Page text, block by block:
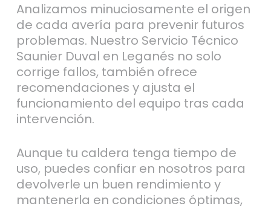
Analizamos minuciosamente el origen
de cada avería para prevenir futuros
problemas. Nuestro Servicio Técnico
Saunier Duval en Leganés no solo
corrige fallos, también ofrece
recomendaciones y ajusta el
funcionamiento del equipo tras cada
intervención.
Aunque tu caldera tenga tiempo de
uso, puedes confiar en nosotros para
devolverle un buen rendimiento y
mantenerla en condiciones óptimas,